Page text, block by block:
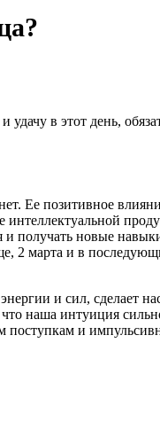
в этот день,
Ее позитивное
получать новые
2 марта и в
и сил,
наша интуиция
и